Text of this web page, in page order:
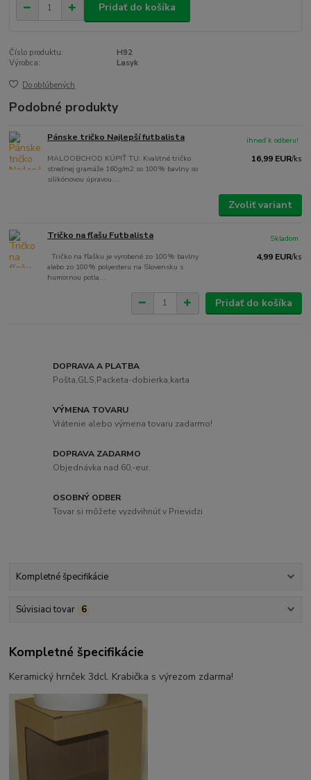
Pridať do košíka
Číslo produktu:
H92
Výrobca:
Lasyk
Do obľúbených
Podobné produkty
Pánske tričko Najlepší futbalista
MALOOBCHOD KÚPIŤ TU: Kvalitné tričko
strednej gramáže 160g/m2 so 100% bavlny so
silikónovou úpravou....
16,99 EUR/ks
ihneď k odberu!
Zvoliť variant
Tričko na fľašu Futbalista
Tričko na fľašku je vyrobené zo 100% bavlny
alebo zo 100% polyesteru na Slovensku s
humornou potla...
4,99 EUR/ks
Skladom
Pridať do košíka
DOPRAVA A PLATBA
Pošta,GLS,Packeta-dobierka,karta
VÝMENA TOVARU
Vrátenie alebo výmena tovaru zadarmo!
DOPRAVA ZADARMO
Objednávka nad 60,-eur.
OSOBNÝ ODBER
Tovar si môžete vyzdvihnúť v Prievidzi
Kompletné špecifikácie
Súvisiaci tovar 6
Kompletné špecifikácie
Keramický hrnček 3dcl. Krabička s výrezom zdarma!